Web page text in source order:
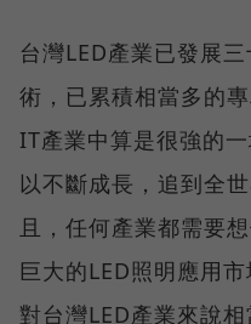
台灣LED產業已發展
術，已累積相當多的
IT產業中算是很強的
以不斷成長，追到全
且，任何產業都需要
巨大的LED照明應用
對台灣LED產業來說相